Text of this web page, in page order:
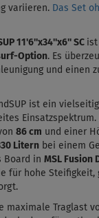
variieren. Das Set
11'6''x34''x6'' SC ist
Option. Es
und einen
ist ein
86 cm und einer
Litern bei einem
Board in MSL Fusion
für hohe Steifigkeit,
maximale Traglast